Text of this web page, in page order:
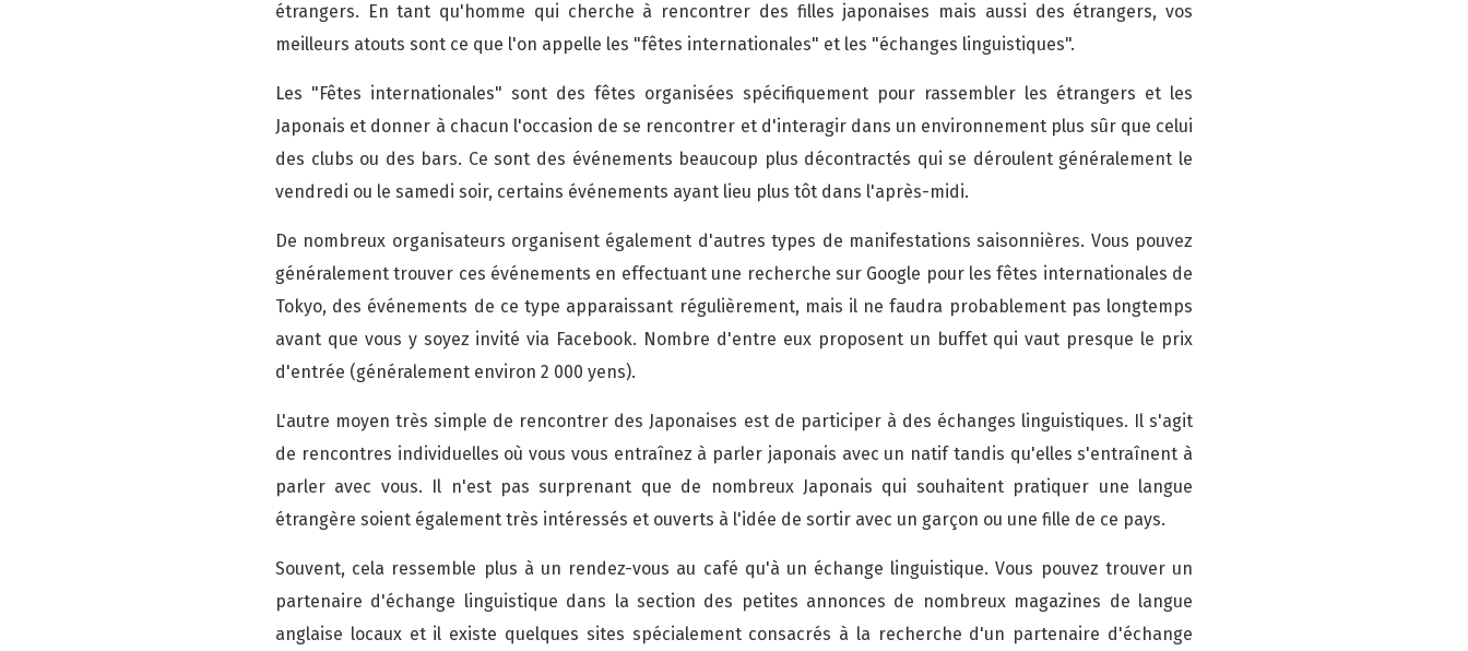
étrangers. En tant qu'homme qui cherche à rencontrer des filles japonaises mais aussi des étrangers, vos
meilleurs atouts sont ce que l'on appelle les "fêtes internationales" et les "échanges linguistiques".
Les "Fêtes internationales" sont des fêtes organisées spécifiquement pour rassembler les étrangers et les
Japonais et donner à chacun l'occasion de se rencontrer et d'interagir dans un environnement plus sûr que celui
des clubs ou des bars. Ce sont des événements beaucoup plus décontractés qui se déroulent généralement le
vendredi ou le samedi soir, certains événements ayant lieu plus tôt dans l'après-midi.
De nombreux organisateurs organisent également d'autres types de manifestations saisonnières. Vous pouvez
généralement trouver ces événements en effectuant une recherche sur Google pour les fêtes internationales de
Tokyo, des événements de ce type apparaissant régulièrement, mais il ne faudra probablement pas longtemps
avant que vous y soyez invité via Facebook. Nombre d'entre eux proposent un buffet qui vaut presque le prix
d'entrée (généralement environ 2 000 yens).
L'autre moyen très simple de rencontrer des Japonaises est de participer à des échanges linguistiques. Il s'agit
de rencontres individuelles où vous vous entraînez à parler japonais avec un natif tandis qu'elles s'entraînent à
parler avec vous. Il n'est pas surprenant que de nombreux Japonais qui souhaitent pratiquer une langue
étrangère soient également très intéressés et ouverts à l'idée de sortir avec un garçon ou une fille de ce pays.
Souvent, cela ressemble plus à un rendez-vous au café qu'à un échange linguistique. Vous pouvez trouver un
partenaire d'échange linguistique dans la section des petites annonces de nombreux magazines de langue
anglaise locaux et il existe quelques sites spécialement consacrés à la recherche d'un partenaire d'échange